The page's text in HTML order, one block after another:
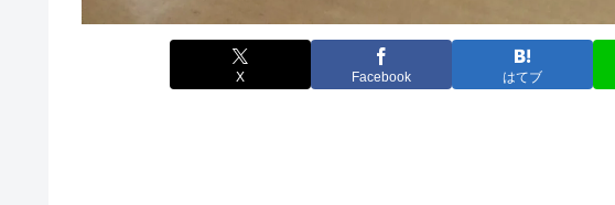
X Facebook はてブ